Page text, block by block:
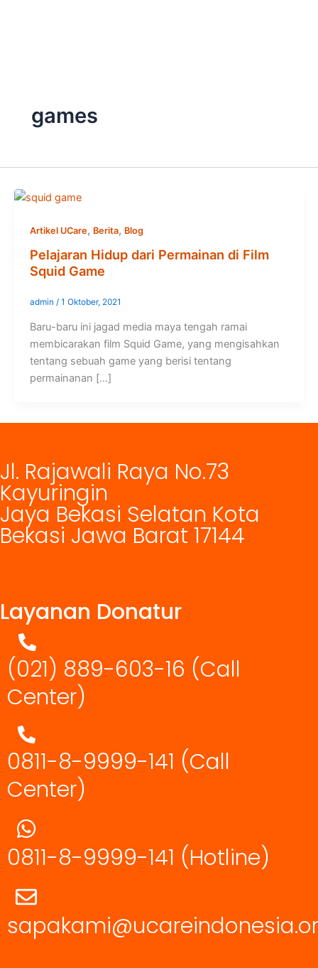
games
Artikel UCare, Berita, Blog
Pelajaran Hidup dari Permainan di Film
Squid Game
admin / 1 Oktober, 2021
Baru-baru ini jagad media maya tengah ramai
membicarakan film Squid Game, yang mengisahkan
tentang sebuah game yang berisi tentang
permainanan […]
Jl. Rajawali Raya No.73
Kayuringin
Jaya Bekasi Selatan Kota
Bekasi Jawa Barat 17144
Layanan Donatur
(021) 889-603-16 (Call
Center)
0811-8-9999-141 (Call
Center)
0811-8-9999-141 (Hotline)